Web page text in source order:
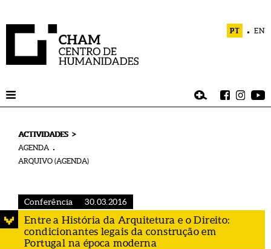
PT EN
ACTIVIDADES >
AGENDA
ARQUIVO (AGENDA)
Conferência 30.03.2016
Entre a História da Arquitetura e o Direito:
condicionantes legais da construção em
Portugal na época moderna